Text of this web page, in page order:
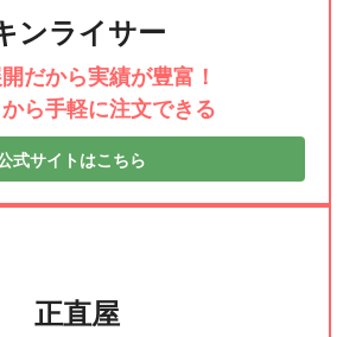
ンライサー
だから実績が豊富！
ら手軽に注文できる
式サイトはこちら
正直屋